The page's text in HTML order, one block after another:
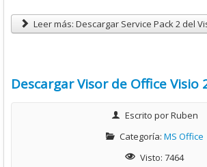
/
Leer más: Descargar Service Pack 2 del
Descargar Visor de Office Visio
Escrito porRuben
Categoría: MS Office
Visto: 7464